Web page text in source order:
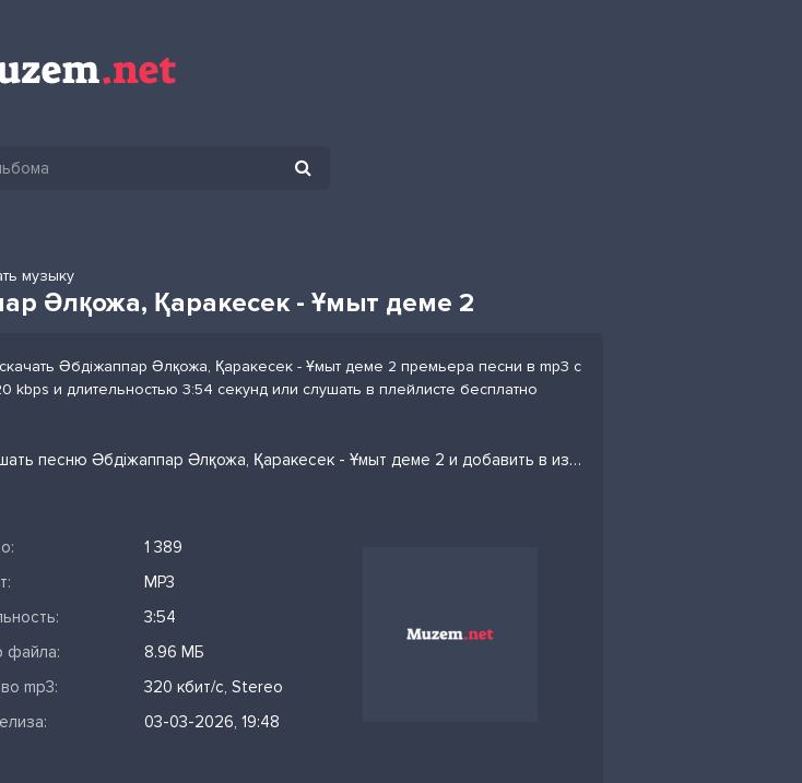
музыку
Әлқожа, Қаракесек - Ұмыт деме 2
Әбдіжаппар Әлқожа, Қаракесек - Ұмыт деме 2 премьера песни в mp3 с
kbps и длительностью 3:54 секунд или слушать в плейлисте бесплатно
Слушать песню Әбдіжаппар Әлқожа, Қаракесек - Ұмыт деме 2 и добавить в избранных
1 389
MP3
3:54
файла:
8.96 МБ
mp3:
320 кбит/с, Stereo
03-03-2026, 19:48